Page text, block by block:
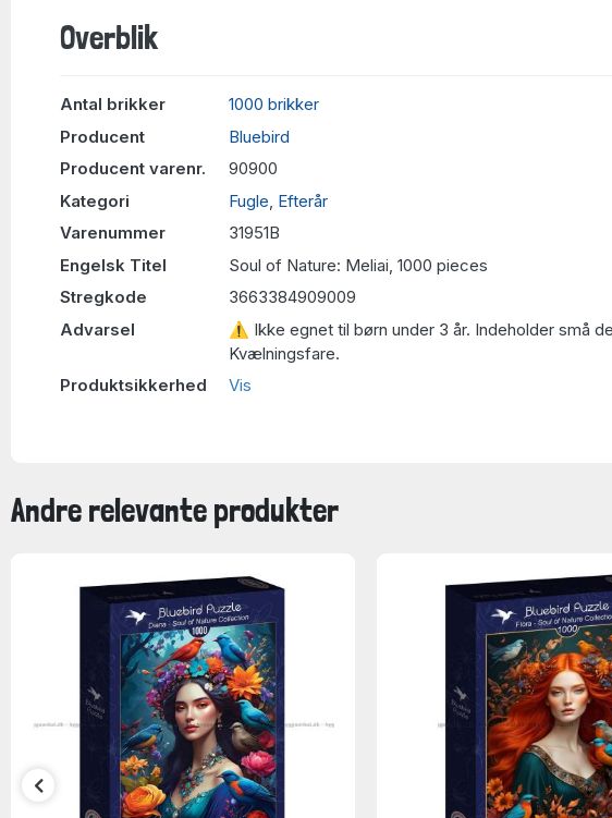
Overblik
Antal brikker
1000 brikker
Producent
Bluebird
Producent varenr.
90900
Kategori
Fugle Efterår
Varenummer
31951B
Engelsk Titel
Soul of Nature: Meliai, 1000 pieces
Stregkode
3663384909009
Advarsel
⚠ Ikke egnet til børn under 3 år. Indeholder små
Kvælningsfare.
Produktsikkerhed
Vis
Andre relevante produkter